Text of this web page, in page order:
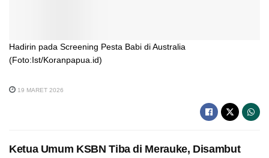
Hadirin pada Screening Pesta Babi di Australia
(Foto:Ist/Koranpapua.id)
19 MARET 2026
Ketua Umum KSBN Tiba di Merauke, Disambut